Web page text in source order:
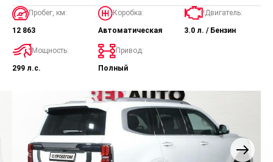
Пробег, км:
12 863
Коробка:
Автоматическая
!Двигатель:
3.0 л. / Бензин
Мощность:
299 л.с.
Привод:
Полный